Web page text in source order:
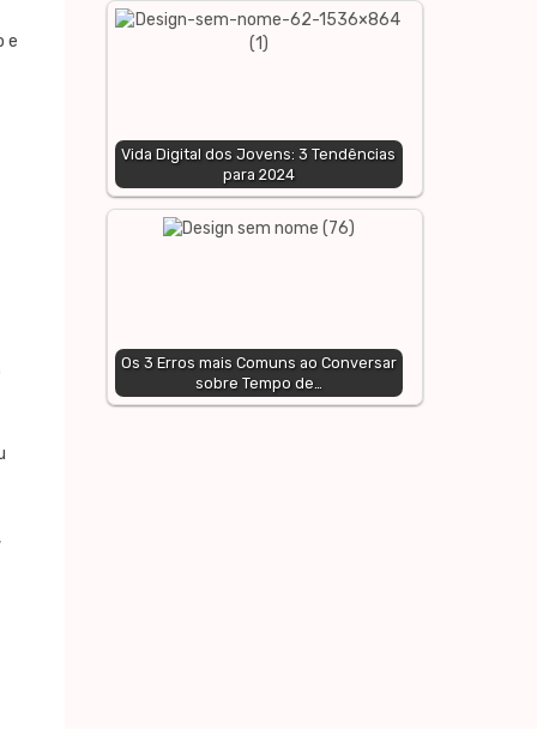
e
Vida Digital dos Jovens: 3 Tendências
para 2024
Os 3 Erros mais Comuns ao Conversar
sobre Tempo de…